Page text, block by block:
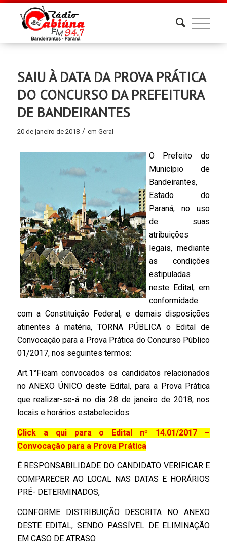
SAIU À DATA DA PROVA PRÁTICA
DO CONCURSO DA PREFEITURA
DE BANDEIRANTES
20 de janeiro de 2018 / em Geral
O Prefeito do
Município de
Bandeirantes,
Estado do
Paraná, no uso
de suas
atribuições
legais, mediante
as condições
estipuladas
neste Edital, em
conformidade
com a Constituição Federal, e demais disposições
atinentes à matéria, TORNA PÚBLICA o Edital de
Convocação para a Prova Prática do Concurso Público
01/2017, nos seguintes termos:
Art.1°Ficam convocados os candidatos relacionados
no ANEXO ÚNICO deste Edital, para a Prova Prática
que realizar-se-á no dia 28 de janeiro de 2018, nos
locais e horários estabelecidos.
Click a qui para o Edital nº 14.01/2017 –
Convocação para a Prova Prática
É RESPONSABILIDADE DO CANDIDATO VERIFICAR E
COMPARECER AO LOCAL NAS DATAS E HORÁRIOS
PRÉ- DETERMINADOS,
CONFORME DISTRIBUIÇÃO DESCRITA NO ANEXO
DESTE EDITAL, SENDO PASSÍVEL DE ELIMINAÇÃO
EM CASO DE ATRASO.